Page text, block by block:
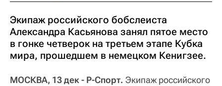
Экипаж российского бобслеиста
Александра Касьянова занял пятое место
в гонке четверок на третьем этапе Кубка
мира, прошедшем в немецком Кенигзее.
МОСКВА, 13 дек - Р-Спорт. Экипаж российского